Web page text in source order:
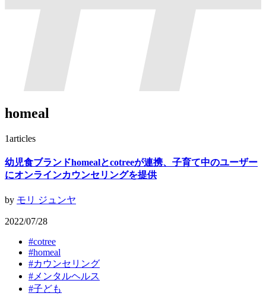
homeal
1articles
幼児食ブランドhomealとcotreeが連携、子育て中のユーザー
にオンラインカウンセリングを提供
by モリ ジュンヤ
2022/07/28
#cotree
#homeal
#カウンセリング
# メンタルヘルス
#子ども